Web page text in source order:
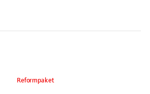
Reformpaket